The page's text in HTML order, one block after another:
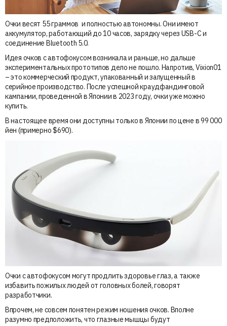
Очки весят 55 граммов и полностью автономны. Они имеют
аккумулятор, работающий до 10 часов, зарядку через USB-C и
соединение Bluetooth 5.0.
Идея очков с автофокусом возникала и раньше, но дальше
экспериментальных прототипов дело не пошло. Напротив, Vixion01
– это коммерческий продукт, упакованный и запущенный в
серийное производство. После успешной краудфандинговой
кампании, проведенной в Японии в 2023 году, очки уже можно
купить.
В настоящее время они доступны только в Японии по цене в 99 000
йен (примерно $690).
Очки с автофокусом могут продлить здоровье глаз, а также
избавить пожилых людей от головных болей, говорят
разработчики.
Впрочем, не совсем понятен режим ношения очков. Вполне
разумно предположить, что глазные мышцы будут